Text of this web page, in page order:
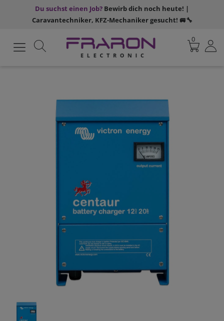
Du suchst einen Job? Bewirb dich noch heute! |
Caravantechniker, KFZ-Mechaniker gesucht! 🚐🔧
0